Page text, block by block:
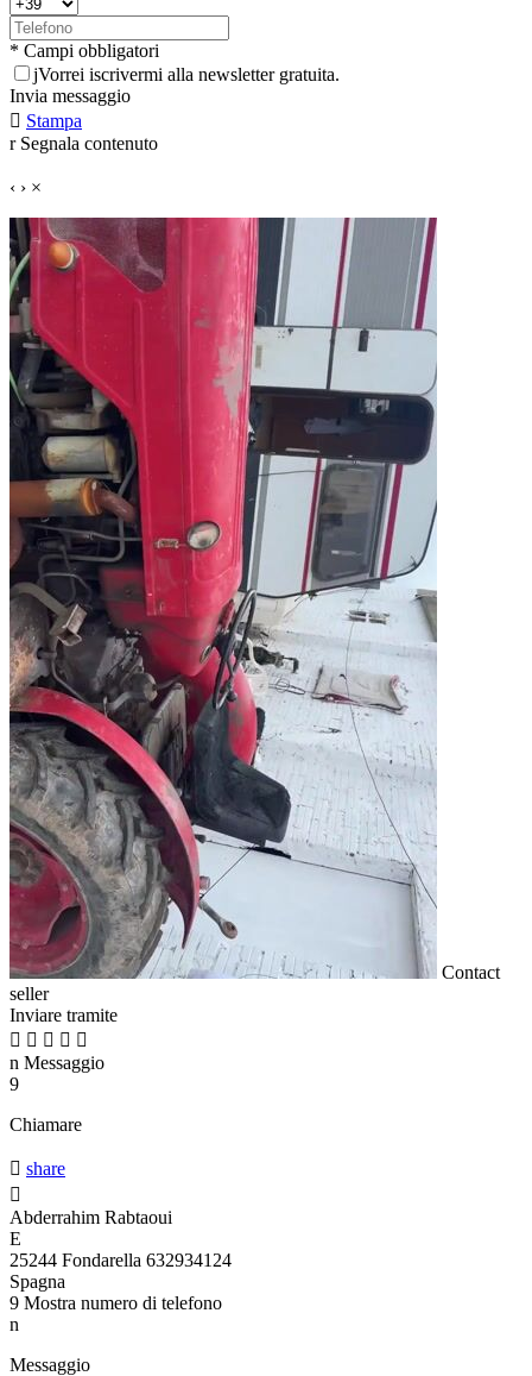
* Campi obbligatori
jVorrei iscrivermi alla newsletter gratuita.
Invia messaggio
 Stampa
r Segnala contenuto
‹ › ×
Contact
seller
Inviare tramite
    
n Messaggio
9
Chiamare
 share

Abderrahim Rabtaoui
E
25244 Fondarella 632934124
Spagna
9 Mostra numero di telefono
n
Messaggio